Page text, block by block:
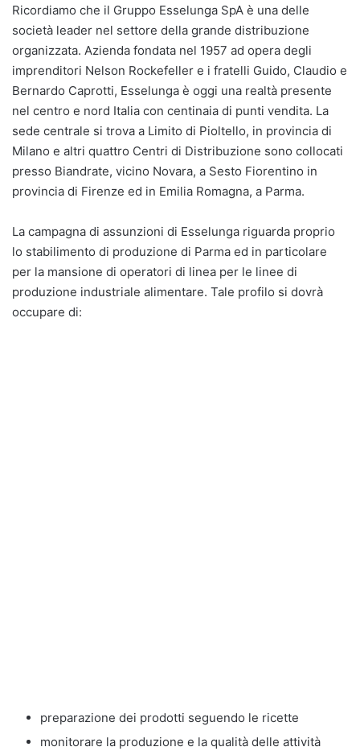
Ricordiamo che il Gruppo Esselunga SpA è una delle
società leader nel settore della grande distribuzione
organizzata. Azienda fondata nel 1957 ad opera degli
imprenditori Nelson Rockefeller e i fratelli Guido, Claudio e
Bernardo Caprotti, Esselunga è oggi una realtà presente
nel centro e nord Italia con centinaia di punti vendita. La
sede centrale si trova a Limito di Pioltello, in provincia di
Milano e altri quattro Centri di Distribuzione sono collocati
presso Biandrate, vicino Novara, a Sesto Fiorentino in
provincia di Firenze ed in Emilia Romagna, a Parma.
La campagna di assunzioni di Esselunga riguarda proprio
lo stabilimento di produzione di Parma ed in particolare
per la mansione di operatori di linea per le linee di
produzione industriale alimentare. Tale profilo si dovrà
occupare di:
preparazione dei prodotti seguendo le ricette
monitorare la produzione e la qualità delle attività